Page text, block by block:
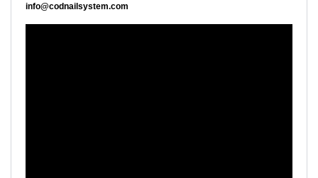
info@codnailsystem.com